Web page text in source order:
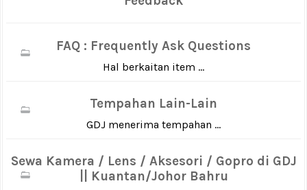
FAQ : Frequently Ask Questions
Hal berkaitan item ...
Tempahan Lain-Lain
GDJ menerima tempahan ...
Sewa Kamera / Lens / Aksesori / Gopro di GDJ
|| Kuantan/Johor Bahru